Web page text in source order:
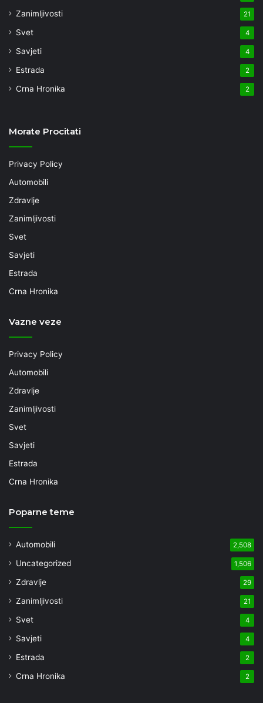
Zanimljivosti 21
Svet 4
Savjeti 4
Estrada 2
Crna Hronika 2
Morate Procitati
Privacy Policy
Automobili
Zdravlje
Zanimljivosti
Svet
Savjeti
Estrada
Crna Hronika
Vazne veze
Privacy Policy
Automobili
Zdravlje
Zanimljivosti
Svet
Savjeti
Estrada
Crna Hronika
Poparne teme
Automobili 2,508
Uncategorized 1,506
Zdravlje 29
Zanimljivosti 21
Svet 4
Savjeti 4
Estrada 2
Crna Hronika 2